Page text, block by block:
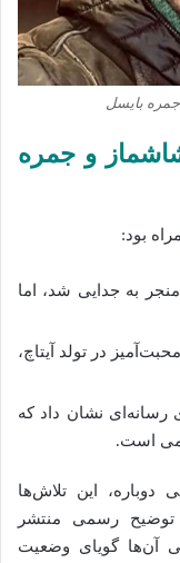
جمره بایسل
و جمره
بود:
به جدایی شد، اما
در تولد آیتاچ،
رسانه‌ای نشان داد که
است.
این تلاش‌ها
رسمی منتشر
آن‌ها گویای وضعیت